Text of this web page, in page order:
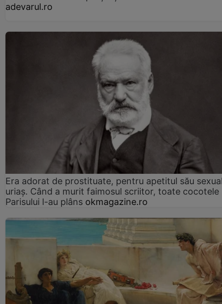
adevarul.ro
Era adorat de prostituate, pentru apetitul său
uriaș. Când a murit faimosul scriitor, toate cocotele
Parisului l-au plâns okmagazine.ro